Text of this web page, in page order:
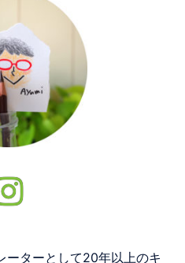
Instagram
ーターとして20年以上のキ